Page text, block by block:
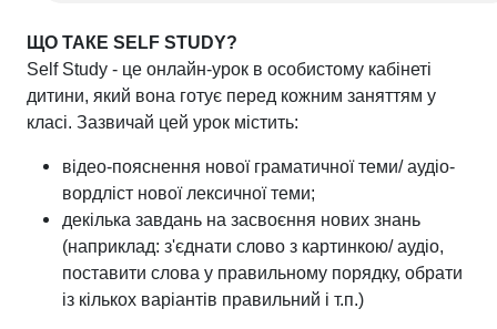
ЩО ТАКЕ SELF STUDY?
Self Study - це онлайн-урок в особистому кабінеті
дитини, який вона готує перед кожним заняттям у
класі. Зазвичай цей урок містить:
відео-пояснення нової граматичної теми/ аудіо-
вордліст нової лексичної теми;
декілька завдань на засвоєння нових знань
(наприклад: з'єднати слово з картинкою/ аудіо,
поставити слова у правильному порядку, обрати
із кількох варіантів правильний і т.п.)